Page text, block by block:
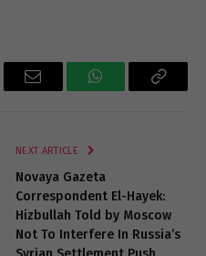
Email WhatsAppCopy
NEXT ARTICLE
Novaya Gazeta
Correspondent El-Hayek:
Hizbullah Told by Moscow
Not To Interfere In Russia’s